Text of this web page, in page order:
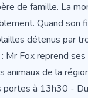
de famille. La
Quand son
détenus par
Fox reprend
de la
à 13h30 -